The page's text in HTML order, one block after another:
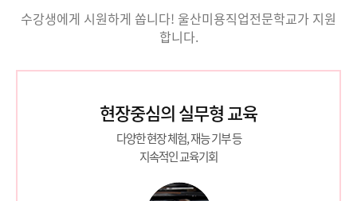
수강생에게 시원하게 쏩니다! 울산미용직업전문학교가 지원
합니다.
현장중심의 실무형 교육
다양한 현장 체험, 재능 기부 등
지속적인 교육기회